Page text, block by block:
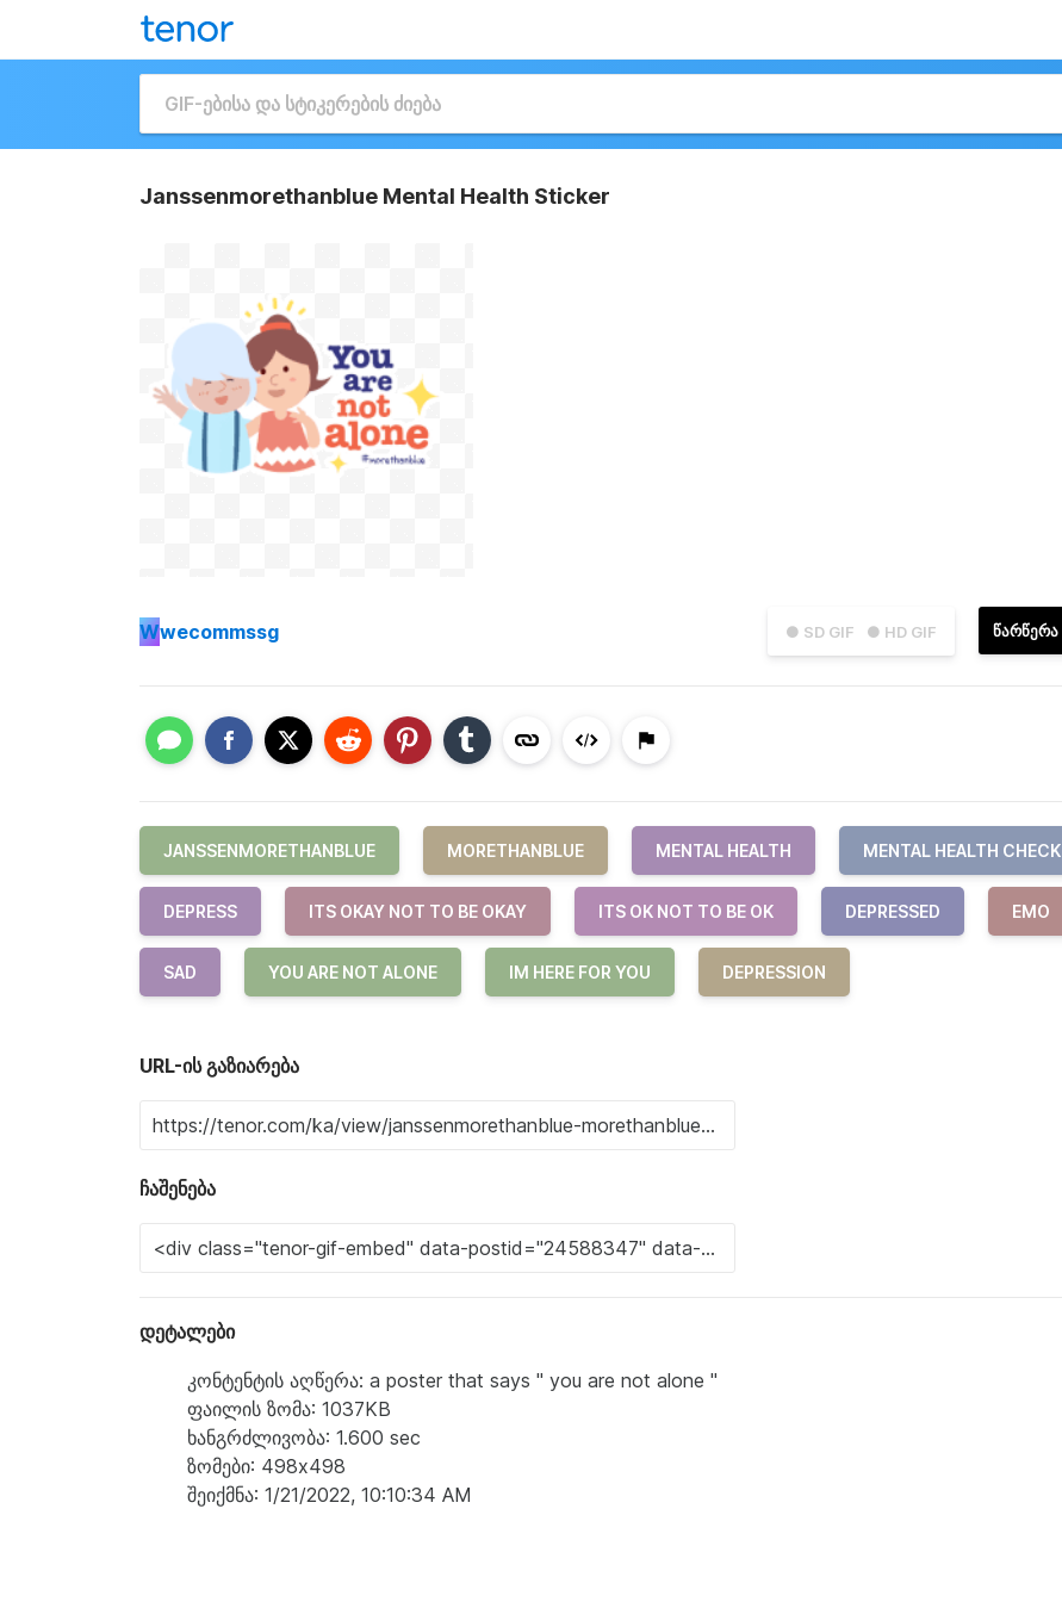
Janssenmorethanblue Mental Health Sticker
● SD GIF ● HD GIF ᲬᲐᲠᲬᲔᲠᲐ
Wwecommssg
JANSSENMORETHANBLUE MORETHANBLUE MENTAL HEALTH MENTAL HEALTH CHECK
DEPRESS ITS OKAY NOT TO BE OKAY ITS OK NOT TO BE OK DEPRESSED EMO
SAD YOU ARE NOT ALONE IM HERE FOR YOU DEPRESSION
URL-ის გაზიარება
ჩაშენება
დეტალები
კონტენტის აღწერა: a poster that says " you are not alone "
ფაილის ზომა: 1037KB
ხანგრძლივობა: 1.600 sec
ზომები: 498x498
შეიქმნა: 1/21/2022, 10:10:34 AM